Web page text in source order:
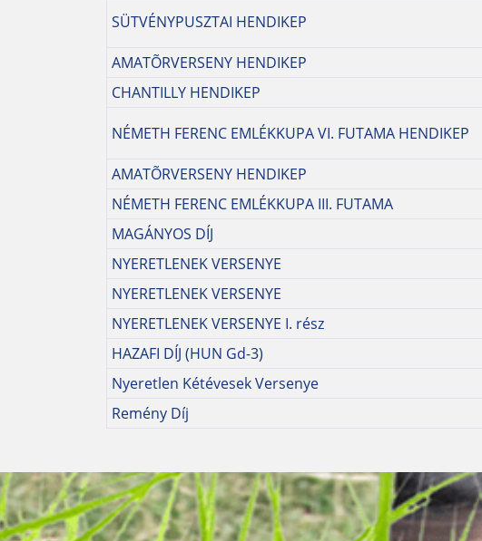
SÜTVÉNYPUSZTAI HENDIKEP
AMATÕRVERSENY HENDIKEP
CHANTILLY HENDIKEP
NÉMETH FERENC EMLÉKKUPA VI. FUTAMA HENDIKEP
AMATÕRVERSENY HENDIKEP
NÉMETH FERENC EMLÉKKUPA III. FUTAMA
MAGÁNYOS DÍJ
NYERETLENEK VERSENYE
NYERETLENEK VERSENYE
NYERETLENEK VERSENYE I. rész
HAZAFI DÍJ (HUN Gd-3)
Nyeretlen Kétévesek Versenye
Remény Díj